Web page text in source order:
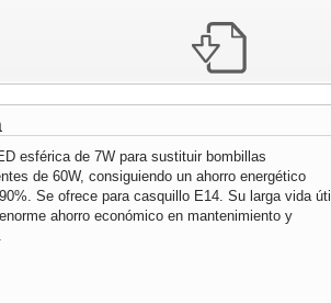
esférica de 7W para sustituir bombillas
de 60W, consiguiendo un ahorro energético
Se ofrece para casquillo E14. Su larga vida útil
ahorro económico en mantenimiento y